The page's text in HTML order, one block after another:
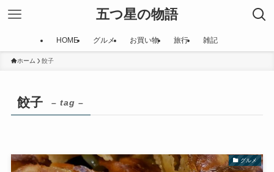
五つ星の物語
HOME グルメ お買い物 旅行 雑記
ホーム 餃子
餃子 – tag –
グルメ